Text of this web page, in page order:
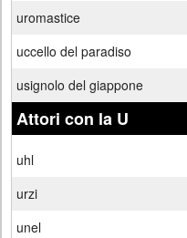
uromastice
uccello del paradiso
usignolo del giappone
Attori con la U
uhl
urzi
unel